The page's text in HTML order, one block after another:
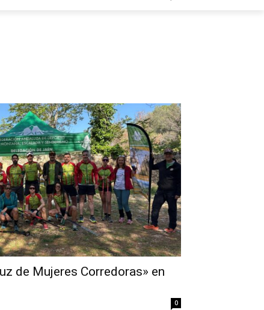
de Mujeres Corredoras» en
0